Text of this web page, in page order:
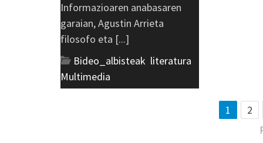
Informazioaren anabasaren
garaian, Agustin Arrieta
filosofo eta [...]
Bideo_albisteak literatura
Multimedia
1 2